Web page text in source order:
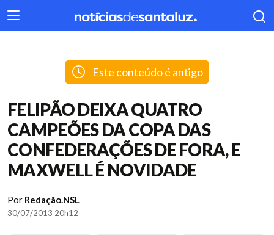
404
Este conteúdo é antigo
FELIPÃO DEIXA QUATRO
CAMPEÕES DA COPA DAS
CONFEDERAÇÕES DE FORA, E
MAXWELL É NOVIDADE
Por Redação.NSL
30/07/2013 20h12